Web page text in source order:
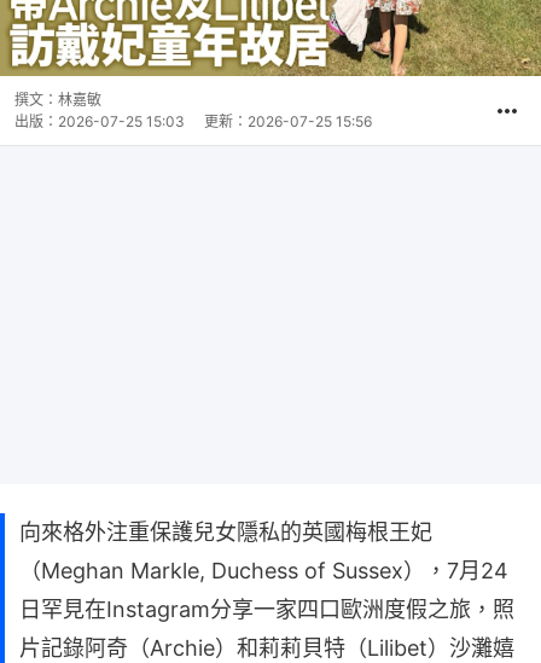
撰文： 林嘉敏
出版： 2026-07-25 15:03 更新： 2026-07-25 15:56
向來格外注重保護兒女隱私的英國梅根王妃
（Meghan Markle, Duchess of Sussex），7月24
日罕見在Instagram分享一家四口歐洲度假之旅，照
片記錄阿奇（Archie）和莉莉貝特（Lilibet）沙灘嬉